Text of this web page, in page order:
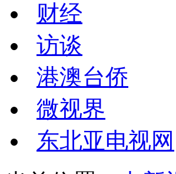
财经
访谈
港澳台侨
微视界
东北亚电视网